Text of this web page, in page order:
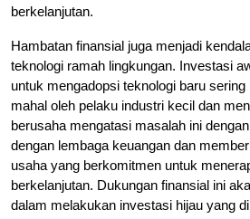
berkelanjutan.
Hambatan finansial juga menjadi
teknologi ramah lingkungan. Investasi
untuk mengadopsi teknologi baru sering
mahal oleh pelaku industri kecil dan
berusaha mengatasi masalah ini
dengan lembaga keuangan dan
usaha yang berkomitmen untuk
berkelanjutan. Dukungan finansial ini
dalam melakukan investasi hijau yang